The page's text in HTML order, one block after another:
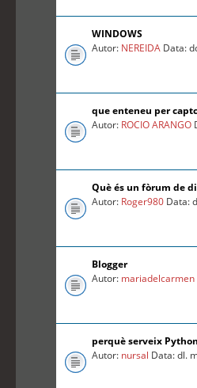
WINDOWS
Autor: NEREIDA Data:
que enteneu per
Autor: ROCIO ARANGO
Què és un fòrum de
Autor: Roger980 Data:
Blogger
Autor: mariadelcarmen
perquè serveix
Autor: nursal Data: dl.